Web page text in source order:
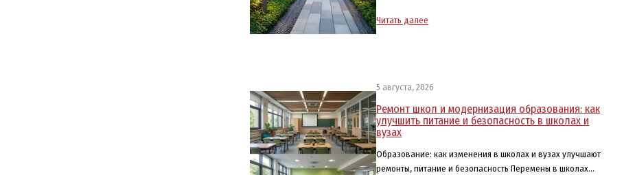
Читать далее
5 августа, 2026
Ремонт школ и модернизация образования: как
улучшить питание и безопасность в школах и
вузах
Образование: как изменения в школах и вузах улучшают
ремонты, питание и безопасность Перемены в школах…